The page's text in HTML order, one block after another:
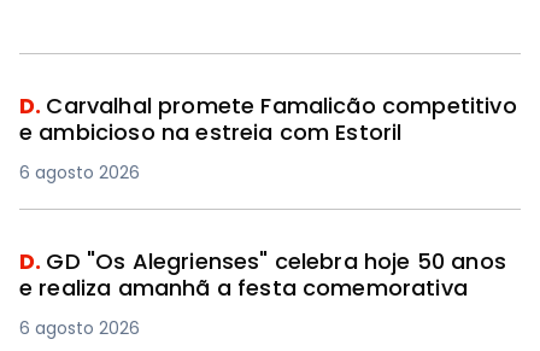
D. Carvalhal promete Famalicão competitivo
e ambicioso na estreia com Estoril
6 agosto 2026
D. GD "Os Alegrienses" celebra hoje 50 anos
e realiza amanhã a festa comemorativa
6 agosto 2026